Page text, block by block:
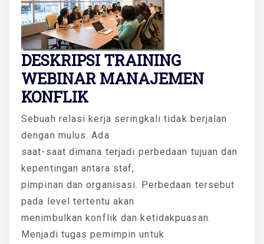
DESKRIPSI TRAINING
WEBINAR MANAJEMEN
KONFLIK
Sebuah relasi kerja seringkali tidak berjalan
dengan mulus. Ada
saat-saat dimana terjadi perbedaan tujuan dan
kepentingan antara staf,
pimpinan dan organisasi. Perbedaan tersebut
pada level tertentu akan
menimbulkan konflik dan ketidakpuasan.
Menjadi tugas pemimpin untuk